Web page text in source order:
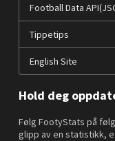
Football Data
Tippetips
English Site
Hold deg
Følg FootyStats på
glipp av en statistikk,